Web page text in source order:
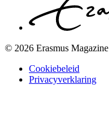
© 2026 Erasmus Magazine
Cookiebeleid
Privacyverklaring